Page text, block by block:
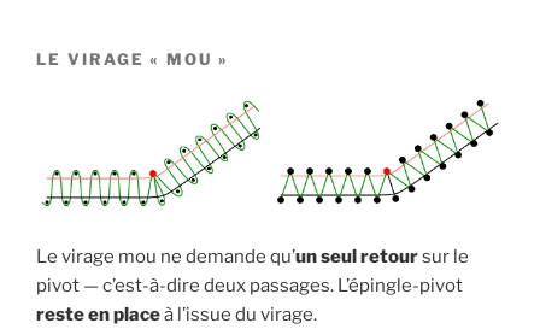
LE VIRAGE « MOU »
Le virage mou ne demande qu’un seul retoursur le
pivot — c’est-à-dire deux passages. L’épingle-pivot
reste en placeà l’issue du virage.